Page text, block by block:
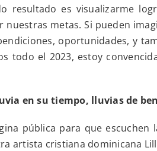
es visualizarme
metas. Si pueden
oportunidades, y
todo el 2023, estoy
en su tiempo, lluvias de
pública para que escuchen
artista cristiana dominicana